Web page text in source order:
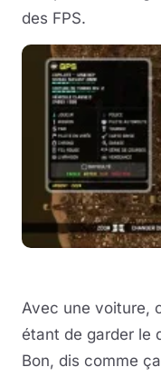
des FPS.
Avec une voiture,
étant de garder le
Bon, dis comme